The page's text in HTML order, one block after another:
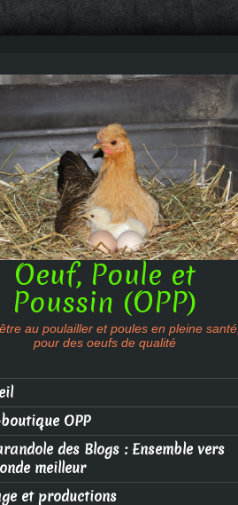
Oeuf, Poule et
Poussin (OPP)
au poulailler et poules en pleine santé,
pour des oeufs de qualité
OPP
des Blogs : Ensemble vers
meilleur
et productions